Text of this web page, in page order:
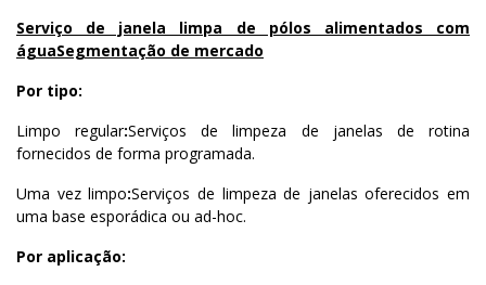
Serviço de janela limpa de pólos alimentados com
águaSegmentação de mercado
Por tipo:
Limpo regular:Serviços de limpeza de janelas de rotina
fornecidos de forma programada.
Uma vez limpo:Serviços de limpeza de janelas oferecidos em
uma base esporádica ou ad-hoc.
Por aplicação: